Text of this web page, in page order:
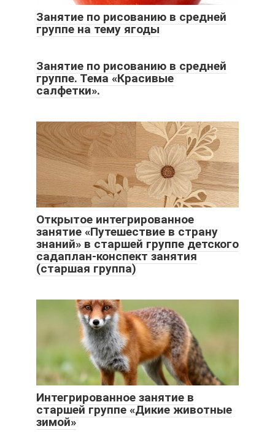
Занятие по рисованию в средней
группе на тему ягоды
Занятие по рисованию в средней
группе. Тема «Красивые
салфетки».
Открытое интегрированное
занятие «Путешествие в страну
знаний» в старшей группе детского
садаплан-конспект занятия
(старшая группа)
Интегрированное занятие в
старшей группе «Дикие животные
зимой»